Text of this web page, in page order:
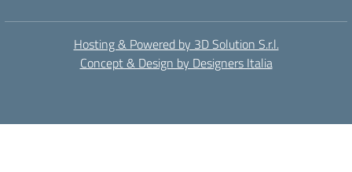
Hosting & Powered by 3D Solution S.r.l.
Concept & Design by Designers Italia